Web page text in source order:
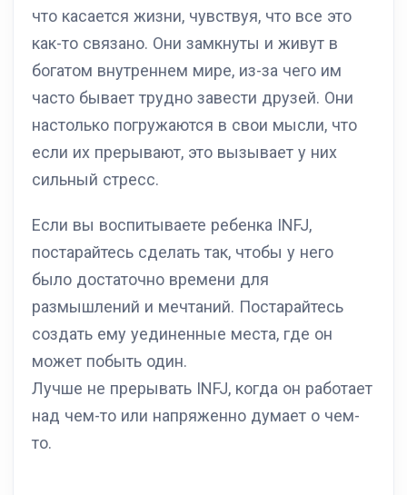
что касается жизни, чувствуя, что все это
как-то связано. Они замкнуты и живут в
богатом внутреннем мире, из-за чего им
часто бывает трудно завести друзей. Они
настолько погружаются в свои мысли, что
если их прерывают, это вызывает у них
сильный стресс.
Если вы воспитываете ребенка INFJ,
постарайтесь сделать так, чтобы у него
было достаточно времени для
размышлений и мечтаний. Постарайтесь
создать ему уединенные места, где он
может побыть один.
Лучше не прерывать INFJ, когда он работает
над чем-то или напряженно думает о чем-
то.